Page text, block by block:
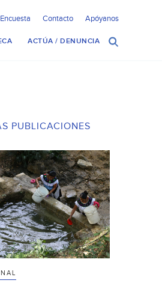
Encuesta Contacto Apóyanos
ACTÚA / DENUNCIA
PUBLICACIONES